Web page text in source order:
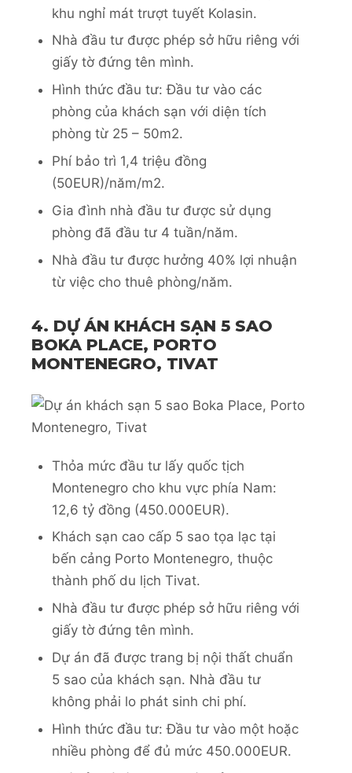
khu nghỉ mát trượt tuyết Kolasin.
Nhà đầu tư được phép sở hữu riêng với
giấy tờ đứng tên mình.
Hình thức đầu tư: Đầu tư vào các
phòng của khách sạn với diện tích
phòng từ 25 – 50m2.
Phí bảo trì 1,4 triệu đồng
(50EUR)/năm/m2.
Gia đình nhà đầu tư được sử dụng
phòng đã đầu tư 4 tuần/năm.
Nhà đầu tư được hưởng 40% lợi nhuận
từ việc cho thuê phòng/năm.
4. DỰ ÁN KHÁCH SẠN 5 SAO
BOKA PLACE, PORTO
MONTENEGRO, TIVAT
Thỏa mức đầu tư lấy quốc tịch
Montenegro cho khu vực phía Nam:
12,6 tỷ đồng (450.000EUR).
Khách sạn cao cấp 5 sao tọa lạc tại
bến cảng Porto Montenegro, thuộc
thành phố du lịch Tivat.
Nhà đầu tư được phép sở hữu riêng với
giấy tờ đứng tên mình.
Dự án đã được trang bị nội thất chuẩn
5 sao của khách sạn. Nhà đầu tư
không phải lo phát sinh chi phí.
Hình thức đầu tư: Đầu tư vào một hoặc
nhiều phòng để đủ mức 450.000EUR.